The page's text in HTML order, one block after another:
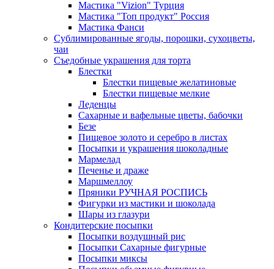
Мастика "Vizion" Турция
Мастика "Топ продукт" Россия
Мастика Фанси
Сублимированные ягоды, порошки, сухоцветы,
чаи
Съедобные украшения для торта
Блестки
Блестки пищевые желатиновые
Блестки пищевые мелкие
Леденцы
Сахарные и вафельные цветы, бабочки
Безе
Пищевое золото и серебро в листах
Посыпки и украшения шоколадные
Мармелад
Печенье и драже
Маршмеллоу
Пряники РУЧНАЯ РОСПИСЬ
Фигурки из мастики и шоколада
Шары из глазури
Кондитерские посыпки
Посыпки воздушный рис
Посыпки Сахарные фигурные
Посыпки миксы